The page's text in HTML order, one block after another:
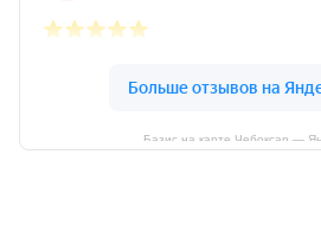
Базис на карте Чебоксар —